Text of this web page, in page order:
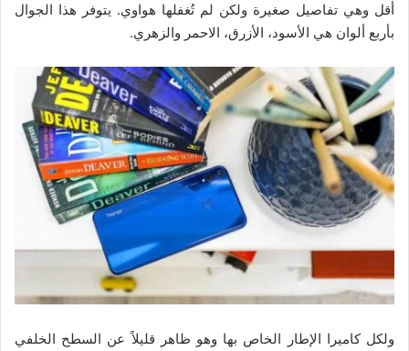
أقل وهي تفاصيل صغيرة ولكن لم تُغفلها هواوي. يتوفر هذا الجوال
بأربع ألوان هي الأسود، الأزرق، الاحمر والزهري.
ولكل كاميرا الإطار الخاص بها وهو ظاهر قليلاً عن السطح الخلفي